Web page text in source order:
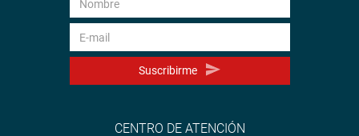
Suscribirme
CENTRO DE ATENCIÓN